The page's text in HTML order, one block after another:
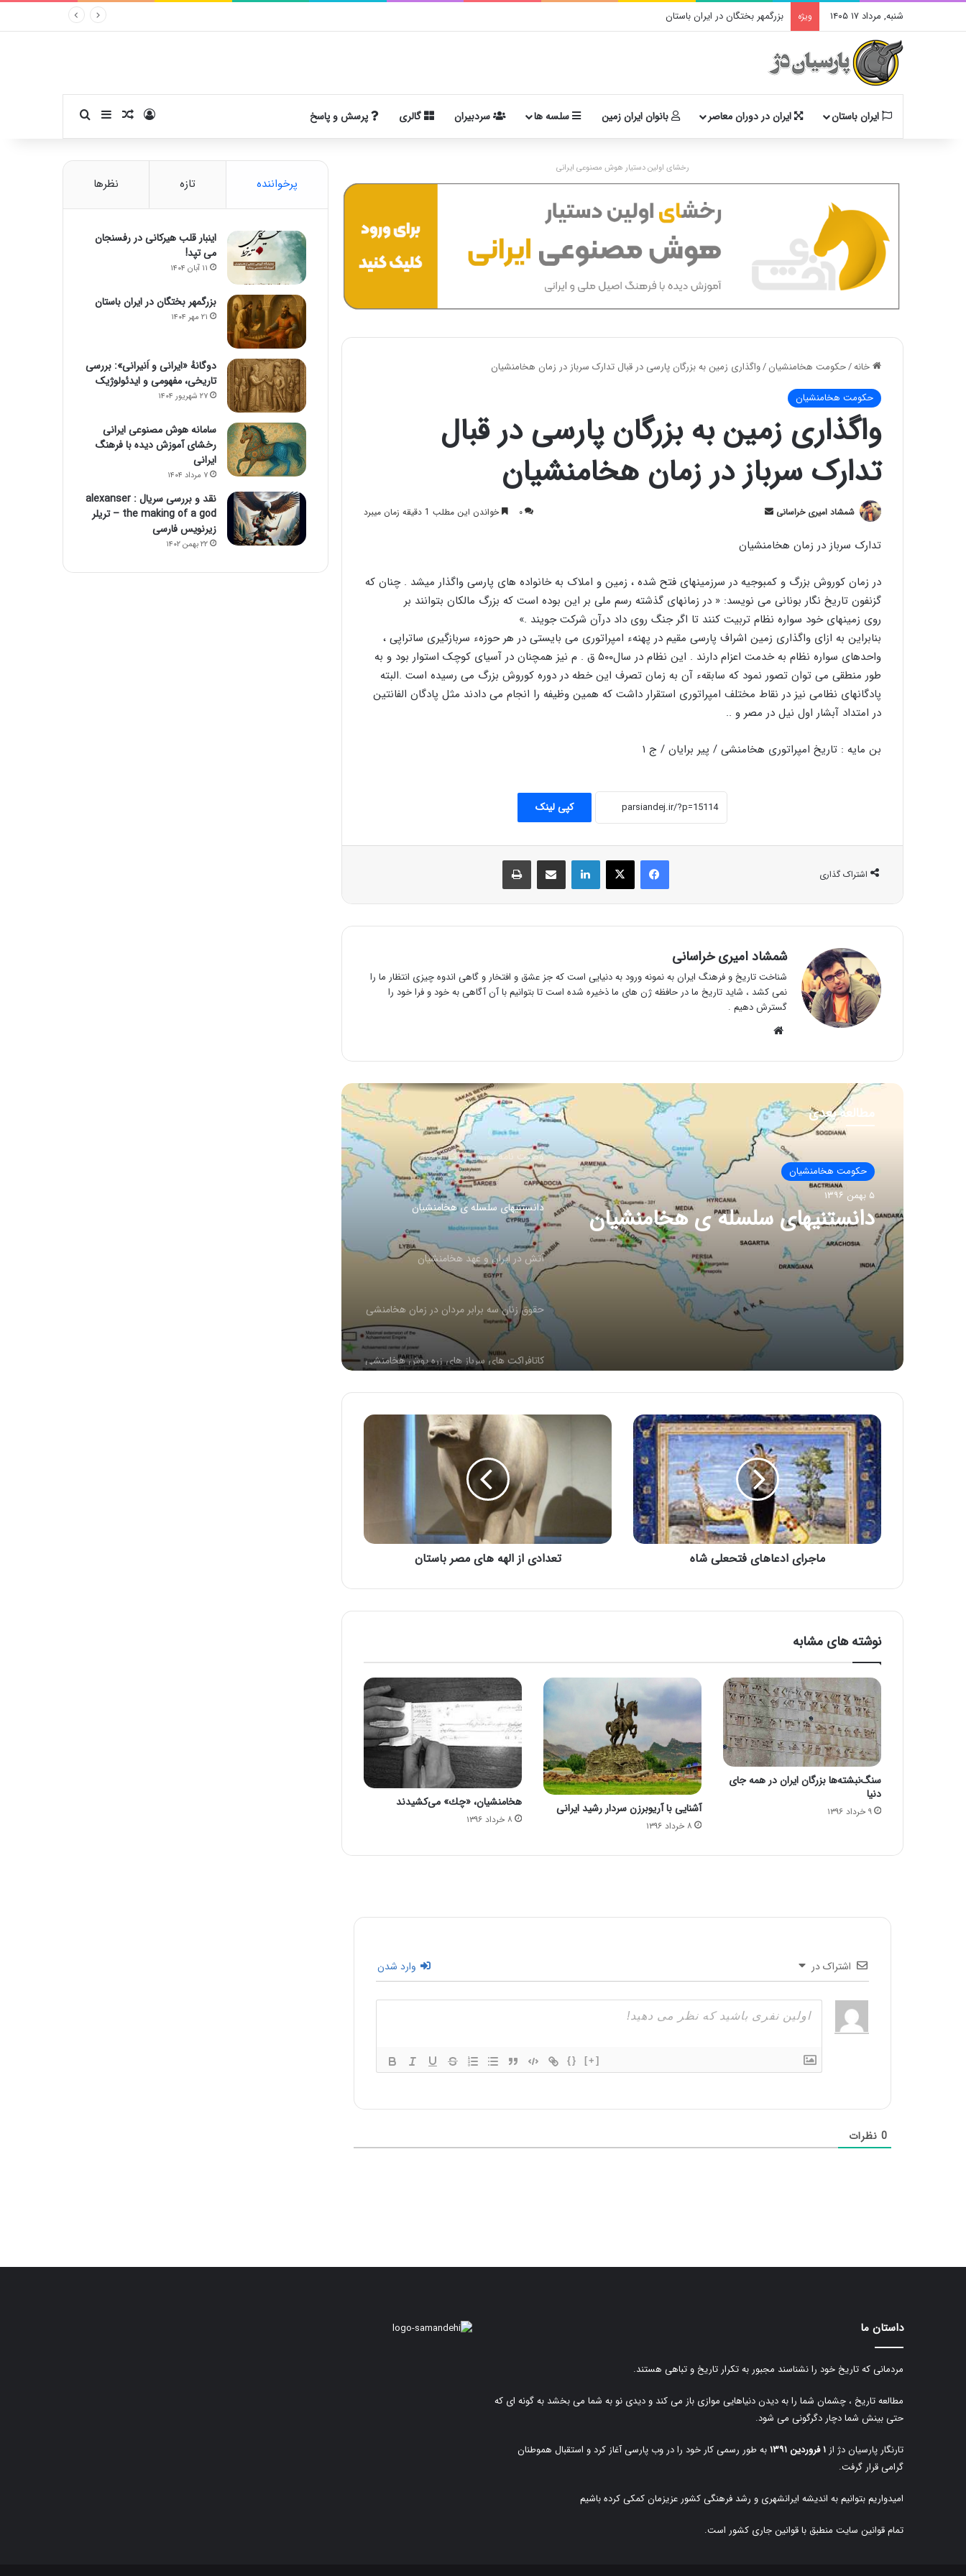
شنبه, مرداد ۱۷ ۱۴۰۵ ویژه بزرگمهر بختگان در ایران باستان
ایران باستان ایران در دوران معاصر بانوان ایران زمین سلسه ها سردبیران گالری پرسش و پاسخ ورودنوشته تصادفی
سایدبارجستجو برای
رخشای اولین دستیار هوش مصنوعی ایرانی
خانه/حکومت هخامنشیان/واگذاری زمین به بزرگان پارسی در قبال تدارک سرباز در زمان هخامنشیان
حکومت هخامنشیان
واگذاری زمین به بزرگان پارسی در قبال
تدارک سرباز در زمان هخامنشیان
شمشاد امیری خراسانی
ارسال
۰ خواندن این مطلب 1 دقیقه زمان میبرد
ﺗﺪﺍﺭﮎ ﺳﺮﺑﺎﺯ ﺩﺭ ﺯﻣﺎﻥ ﻫﺨﺎﻣﻨﺸﯿﺎﻥ
ﺩﺭ ﺯﻣﺎﻥ ﮐﻮﺭﻭﺵ ﺑﺰﺭﮒ ﻭ ﮐﻤﺒﻮﺟﯿﻪ ﺩﺭ ﺳﺮﺯﻣﯿﻨﻬﺎﯼ ﻓﺘﺢ ﺷﺪﻩ ، ﺯﻣﯿﻦ ﻭ ﺍﻣﻼﮎ ﺑﻪ ﺧﺎﻧﻮﺍﺩﻩ ﻫﺎﯼ ﭘﺎﺭﺳﯽ ﻭﺍﮔﺬﺍﺭ ﻣﯿﺸﺪ . ﭼﻨﺎﻥ ﮐﻪ
ﮔﺰﻧﻔﻮﻥ ﺗﺎﺭﯾﺦ ﻧﮕﺎﺭ ﺑﻮﻧﺎﻧﯽ ﻣﯽ ﻧﻮﯾﺴﺪ: ‏« ﺩﺭ ﺯﻣﺎﻧﻬﺎﯼ ﮔﺬﺷﺘﻪ ﺭﺳﻢ ﻣﻠﯽ ﺑﺮ ﺍﯾﻦ ﺑﻮﺩﻩ ﺍﺳﺖ ﮐﻪ ﺑﺰﺭﮒ ﻣﺎﻟﮑﺎﻥ ﺑﺘﻮﺍﻧﻨﺪ ﺑﺮ
ﺭﻭﯼ ﺯﻣﯿﻨﻬﺎﯼ ﺧﻮﺩ ﺳﻮﺍﺭﻩ ﻧﻈﺎﻡ ﺗﺮﺑﯿﺖ ﮐﻨﻨﺪ ﺗﺎ ﺍﮔﺮ ﺟﻨﮓ ﺭﻭﯼ ﺩﺍﺩ ﺩﺭﺁﻥ ﺷﺮﮐﺖ ﺟﻮﯾﻨﺪ .‏»
ﺑﻨﺎﺑﺮﺍﯾﻦ ﺑﻪ ﺍﺯﺍﯼ ﻭﺍﮔﺬﺍﺭﯼ ﺯﻣﯿﻦ ﺍﺷﺮﺍﻑ ﭘﺎﺭﺳﯽ ﻣﻘﯿﻢ ﺩﺭ ﭘﻬﻨﻪﺀ ﺍﻣﭙﺮﺍﺗﻮﺭﯼ ﻣﯽ ﺑﺎﯾﺴﺘﯽ ﺩﺭ ﻫﺮ ﺣﻮﺯﻩﺀ ﺳﺮﺑﺎﺯﮔﯿﺮﯼ ﺳﺎﺗﺮﺍﭘﯽ ،
ﻭﺍﺣﺪﻫﺎﯼ ﺳﻮﺍﺭﻩ ﻧﻈﺎﻡ ﺑﻪ ﺧﺪﻣﺖ ﺍﻋﺰﺍﻡ ﺩﺍﺭﻧﺪ . ﺍﯾﻦ ﻧﻈﺎﻡ ﺩﺭ ﺳﺎﻝ۵۰۰ ﻕ . ﻡ ﻧﯿﺰ ﻫﻤﭽﻨﺎﻥ ﺩﺭ ﺁﺳﯿﺎﯼ ﮐﻮﭼﮏ ﺍﺳﺘﻮﺍﺭ ﺑﻮﺩ ﻭ ﺑﻪ
ﻃﻮﺭ ﻣﻨﻄﻘﯽ ﻣﯽ ﺗﻮﺍﻥ ﺗﺼﻮﺭ ﻧﻤﻮﺩ ﮐﻪ ﺳﺎﺑﻘﻪﺀ ﺁﻥ ﺑﻪ ﺯﻣﺎﻥ ﺗﺼﺮﻑ ﺍﯾﻦ ﺧﻄﻪ ﺩﺭ ﺩﻭﺭﻩ ﮐﻮﺭﻭﺵ ﺑﺰﺭﮒ ﻣﯽ ﺭﺳﯿﺪﻩ ﺍﺳﺖ .ﺍﻟﺒﺘﻪ
ﭘﺎﺩﮔﺎﻧﻬﺎﯼ ﻧﻈﺎﻣﯽ ﻧﯿﺰ ﺩﺭ ﻧﻘﺎﻁ ﻣﺨﺘﻠﻒ ﺍﻣﭙﺮﺍﺗﻮﺭﯼ ﺍﺳﺘﻘﺮﺍﺭ ﺩﺍﺷﺖ ﮐﻪ ﻫﻤﯿﻦ ﻭﻇﯿﻔﻪ ﺭﺍ ﺍﻧﺠﺎﻡ ﻣﯽ ﺩﺍﺩﻧﺪ ﻣﺜﻞ ﭘﺎﺩﮔﺎﻥ ﺍﻟﻔﺎﻧﺘﯿﻦ
ﺩﺭ ﺍﻣﺘﺪﺍﺩ ﺁﺑﺸﺎﺭ ﺍﻭﻝ ﻧﯿﻞ ﺩﺭ ﻣﺼﺮ ﻭ ..
ﺑﻦ ﻣﺎﯾﻪ : ﺗﺎﺭﯾﺦ ﺍﻣﭙﺮﺍﺗﻮﺭﯼ ﻫﺨﺎﻣﻨﺸﯽ / ﭘﯿﺮ ﺑﺮﺍﯾﺎﻥ / ﺝ ۱
کپی لینک
اشتراک گذاری
فیس بوک X لینکدین اشتراک گذاری از طریق ایمیل چاپ
شمشاد امیری خراسانی
شناخت تاریخ و فرهنگ ایران به نمونه ورود به دنیایی است که جز عشق و افتخار و گاهی اندوه چیزی انتظار ما را
نمی کشد ، شاید تاریخ ما در حافظه ژن های ما ذخیره شده است تا بتوانیم با آن آگاهی به خود و فرا خود را
گسترش دهیم .
مطالعه بعدی
حکومت هخامنشیان
۵ بهمن ۱۳۹۶
دانستنیهای سلسله ی هخامنشیان
شاه درفرهنگ ایرانی و هخامنشی
اتفاقات بعد از مرگ کورش کبیر (مرگ کوروش
اقتصاد هخامنشیان
وصیت نامه کورش بزرگ + منبع
دانستنیهای سلسله ی هخامنشیان
آتش در ایران و عهد هخامنشيان
حقوق زنان سه برابر مردان در زمان هخامنشی
کاتافراکت های سرباز های زره پوش هخامنشی
شاه درفرهنگ ایرانی و هخامنشی
نظر افراد برجسته در مورد کوروش بزرگ
اتفاقات بعد از مرگ کورش کبیر (مرگ کوروش
بزرگ)
وصیت نامه کورش بزرگ + منبع
دانستنیهای سلسله ی هخامنشیان
آتش در ایران و عهد هخامنشيان
ماجرای ادعاهای فتحعلی شاه تعدادی از الهه های مصر باستان
نوشته های مشابه
سنگ‌نبشته‌ها بزرگان ایران در همه جای
دنیا
۹ خرداد ۱۳۹۶ آشنایی با آریوبرزن سردار رشید ایرانی
۸ خرداد ۱۳۹۶
هخامنشیان، «چك» می‌كشیدند
۸ خرداد ۱۳۹۶
اشتراک در وارد شدن
{} [+]
0 نظرات
پرخواننده تازه نظرها
اینبار قلب هیرکانی در رفسنجان
می تپد!
۱۱ آبان ۱۴۰۴
بزرگمهر بختگان در ایران باستان
۲۱ مهر ۱۴۰۴
دوگانهٔ «ایرانی و اَنیرانی»: بررسی
تاریخی، مفهومی و ایدئولوژیک
۲۷ شهریور ۱۴۰۴
سامانه هوش مصنوعی ایرانی
رخشای آموزش دیده با فرهنگ
ایرانی
۷ مرداد ۱۴۰۴
نقد و بررسی سریال alexanser :
the making of a god – تریلر
زیرنویس فارسی
۲۲ بهمن ۱۴۰۲
داستان ما
مردمانی که تاریخ خود را نشناسند مجبور به تکرار تاریخ و تباهی هستند.
مطالعه تاریخ ، چشمان شما را به دیدن دنیاهایی موازی باز می کند و دیدی نو به شما می بخشد به گونه ای که
حتی بینش شما دچار دگرگونی می شود.
تارنگار پارسیان دژ از ۱ فروردین ۱۳۹۱
به طور رسمی کار خود را در وب پارسی آغاز کرد و استقبال هموطنان
گرامی قرار گرفت.
امیدواریم بتوانیم به اندیشه ایرانشهری و رشد فرهنگی کشور عزیزمان کمکی کرده باشیم
تمام قوانین سایت منطبق با قوانین جاری کشور است.